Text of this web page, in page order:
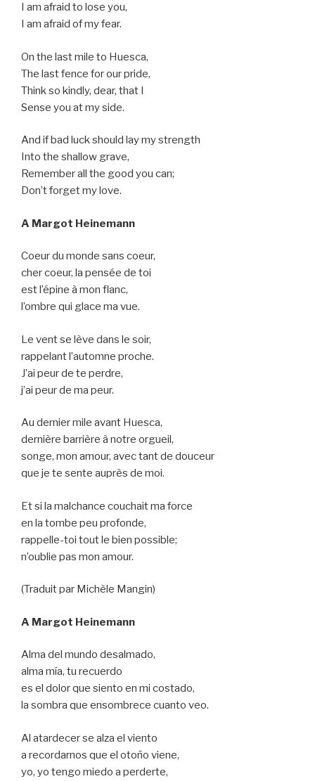
I am afraid to lose you,
I am afraid of my fear.
On the last mile to Huesca,
The last fence for our pride,
Think so kindly, dear, that I
Sense you at my side.
And if bad luck should lay my strength
Into the shallow grave,
Remember all the good you can;
Don’t forget my love.
A Margot Heinemann
Coeur du monde sans coeur,
cher coeur, la pensée de toi
est l’épine à mon flanc,
l’ombre qui glace ma vue.
Le vent se lève dans le soir,
rappelant l’automne proche.
J’ai peur de te perdre,
j’ai peur de ma peur.
Au dernier mile avant Huesca,
dernière barrière à notre orgueil,
songe, mon amour, avec tant de douceur
que je te sente auprès de moi.
Et si la malchance couchait ma force
en la tombe peu profonde,
rappelle-toi tout le bien possible;
n’oublie pas mon amour.
(Traduit par Michèle Mangin)
A Margot Heinemann
Alma del mundo desalmado,
alma mía, tu recuerdo
es el dolor que siento en mi costado,
la sombra que ensombrece cuanto veo.
Al atardecer se alza el viento
a recordarnos que el otoño viene,
yo, yo tengo miedo a perderte,